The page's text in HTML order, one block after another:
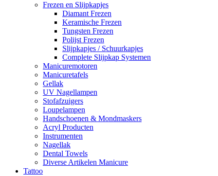
Frezen en Slijpkapjes
Diamant Frezen
Keramische Frezen
Tungsten Frezen
Polijst Frezen
Slijpkapjes / Schuurkapjes
Complete Slijpkap Systemen
Manicuremotoren
Manicuretafels
Gellak
UV Nagellampen
Stofafzuigers
Loupelampen
Handschoenen & Mondmaskers
Acryl Producten
Instrumenten
Nagellak
Dental Towels
Diverse Artikelen Manicure
Tattoo